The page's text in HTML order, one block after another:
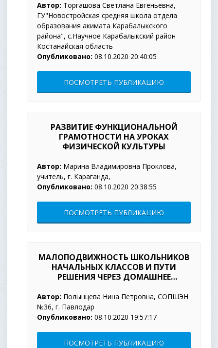
Автор: Торгашова Светлана Евгеньевна,
ГУ"Новостройская средняя школа отдела
образования акимата Карабалыкского
района", с.Научное Карабалыкский район
Костанайская область
Опубликовано: 08.10.2020 20:40:05
ПОСМОТРЕТЬ ПУБЛИКАЦИЮ
РАЗВИТИЕ ФУНКЦИОНАЛЬНОЙ
ГРАМОТНОСТИ НА УРОКАХ
ФИЗИЧЕСКОЙ КУЛЬТУРЫ
Автор: Марина Владимировна Проклова,
учитель, г. Караганда,
Опубликовано: 08.10.2020 20:38:55
ПОСМОТРЕТЬ ПУБЛИКАЦИЮ
МАЛОПОДВИЖНОСТЬ ШКОЛЬНИКОВ
НАЧАЛЬНЫХ КЛАССОВ И ПУТИ
РЕШЕНИЯ ЧЕРЕЗ ДОМАШНЕЕ
Автор: Полынцева Нина Петровна, СОПШЭН
№36, г. Павлодар
Опубликовано: 08.10.2020 19:57:17
ПОСМОТРЕТЬ ПУБЛИКАЦИЮ